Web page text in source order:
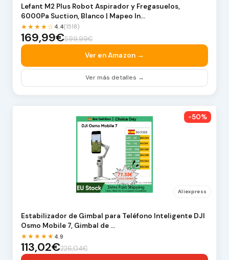
Lefant M2 Plus Robot Aspirador y Fregasuelos,
6000Pa Suction, Blanco | Mapeo In…
★★★★☆ 4.4(1518)
169,99€599,99€
Ver en Amazon →
Ver más detalles →
-50%
Aliexpress
Estabilizador de Gimbal para Teléfono Inteligente DJI
Osmo Mobile 7, Gimbal de …
★★★★★ 4.9
113,02€226,04€